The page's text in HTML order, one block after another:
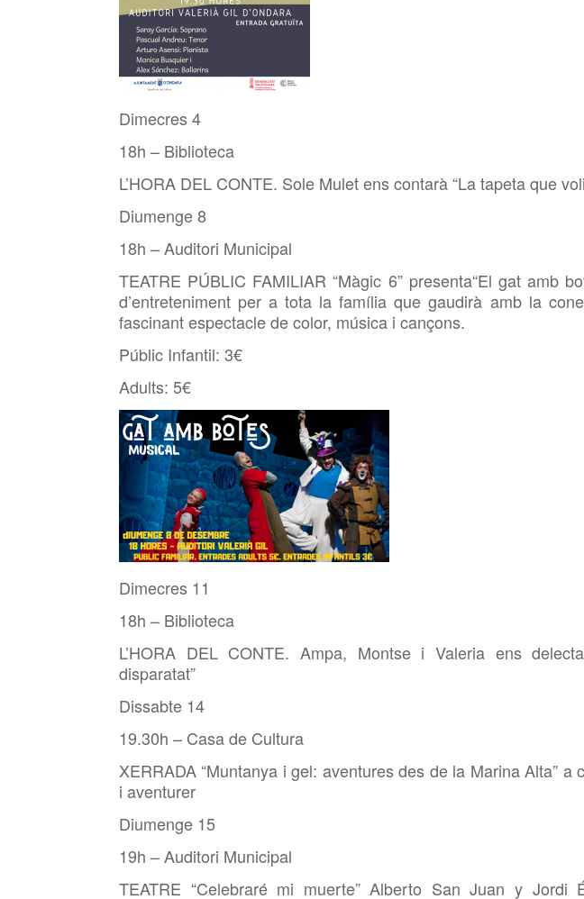
Dimecres 4
18h – Biblioteca
L’HORA DEL CONTE. Sole Mulet ens contarà “La tapeta que
Diumenge 8
18h – Auditori Municipal
TEATRE PÚBLIC FAMILIAR “Màgic 6” presenta“El gat amb
d’entreteniment per a tota la família que gaudirà amb la
fascinant espectacle de color, música i cançons.
Públic Infantil: 3€
Adults: 5€
Dimecres 11
18h – Biblioteca
L’HORA DEL CONTE. Ampa, Montse i Valeria ens
disparatat”
Dissabte 14
19.30h – Casa de Cultura
XERRADA “Muntanya i gel: aventures des de la Marina Alta”
i aventurer
Diumenge 15
19h – Auditori Municipal
TEATRE “Celebraré mi muerte” Alberto San Juan y Jordi